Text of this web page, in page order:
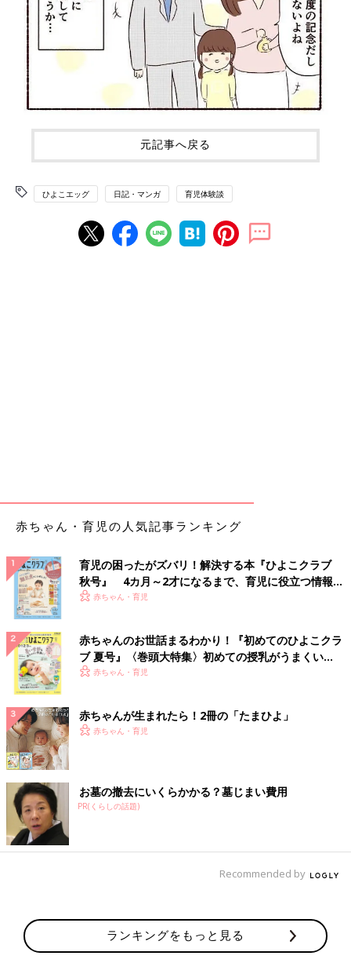
元記事へ戻る
ひよこエッグ 日記・マンガ 育児体験談
赤ちゃん・育児の人気記事ランキング
育児の困ったがズバリ！解決する本『ひよこクラブ
秋号』 4カ月～2才になるまで、育児に役立つ情報が
いっぱい！
赤ちゃん・育児
赤ちゃんのお世話まるわかり！『初めてのひよこクラ
ブ 夏号』〈巻頭大特集〉初めての授乳がうまくい
く！ おっぱい・ミルクの基本と夏のトラブル 解決テ
赤ちゃん・育児
赤ちゃんが生まれたら！2冊の「たまひよ」
赤ちゃん・育児
お墓の撤去にいくらかかる？墓じまい費用
PR(くらしの話題)
Recommended by
ランキングをもっと見る